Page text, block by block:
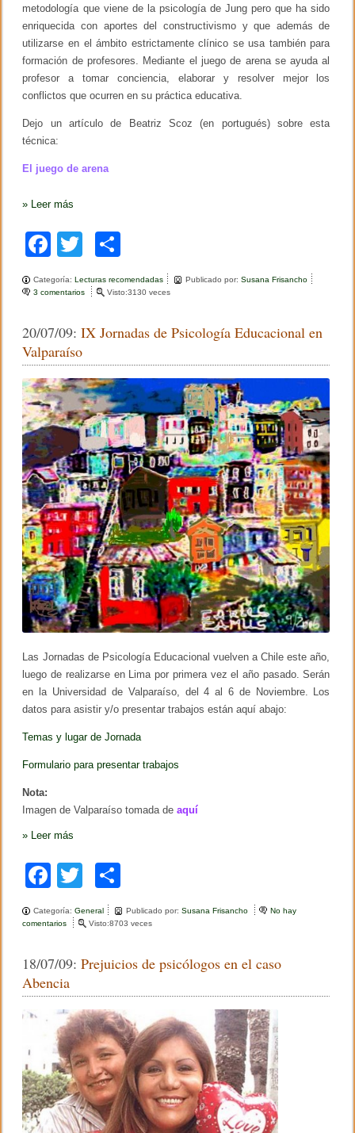
s
q
e
m
n
e
a
l
metodología que viene de la psicología de Jung pero que ha sido
enriquecida con aportes del constructivismo y que además de
utilizarse en el ámbito estrictamente clínico se usa también para
formación de profesores. Mediante el juego de arena se ayuda al
profesor a tomar conciencia, elaborar y resolver mejor los
conflictos que ocurren en su práctica educativa.
Dejo un artículo de Beatriz Scoz (en portugués) sobre esta
técnica:
El juego de arena
» Leer más
F
a
c
b
o
o
k
tt
m
ar
tir
Categoría:Lecturas recomendadas Publicado por:Susana Frisancho
3 comentarios
l
e
g
o
d
e
a
e
n
a
Visto:3130 veces
20/07/09:IX Jornadas de Psicología Educacional en
Valparaíso
Las Jornadas de Psicología Educacional vuelven a Chile este año,
luego de realizarse en Lima por primera vez el año pasado. Serán
en la Universidad de Valparaíso, del 4 al 6 de Noviembre. Los
datos para asistir y/o presentar trabajos están aquí abajo:
Temas y lugar de Jornada
Formulario para presentar trabajos
Nota:
Imagen de Valparaíso tomada deaquí
» Leer más
F
a
c
b
o
o
k
wi
tt
o
m
ar
tir
Categoría:General Publicado por:Susana Frisancho
No hay
comentarios
X
o
r
n
a
d
a
s
d
e
P
s
i
Visto:8703 veces
18/07/09:Prejuicios de psicólogos en el caso
Abencia